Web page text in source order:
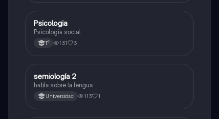
Otros
Psicologia
Psicologia social
1° 131 3
Otros
semiología 2
habla sobre la lengua
Universidad 113 1